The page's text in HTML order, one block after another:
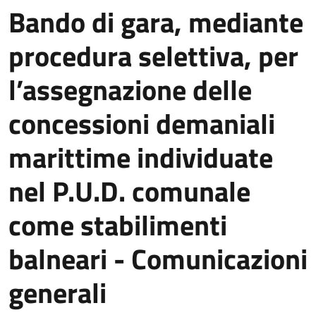
Bando di gara, mediante
procedura selettiva, per
l’assegnazione delle
concessioni demaniali
marittime individuate
nel P.U.D. comunale
come stabilimenti
balneari - Comunicazioni
generali